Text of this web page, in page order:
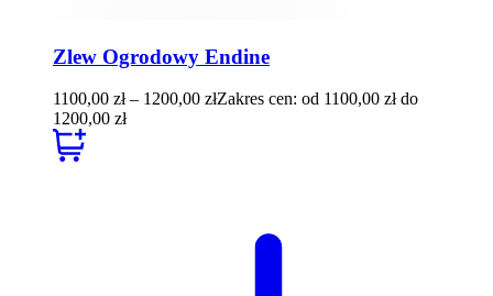
Zlew Ogrodowy Endine
1100,00 zł – 1200,00 złZakres cen: od 1100,00 zł do
1200,00 zł